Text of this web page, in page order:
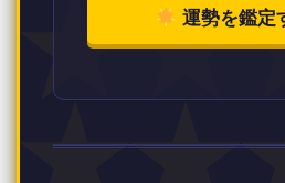
運勢を鑑定